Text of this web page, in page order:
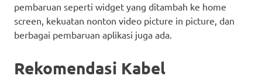
pembaruan seperti widget yang ditambah ke home
screen, kekuatan nonton video picture in picture, dan
berbagai pembaruan aplikasi juga ada.
Rekomendasi Kabel